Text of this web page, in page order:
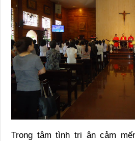
Trong tâm tình tri ân cảm